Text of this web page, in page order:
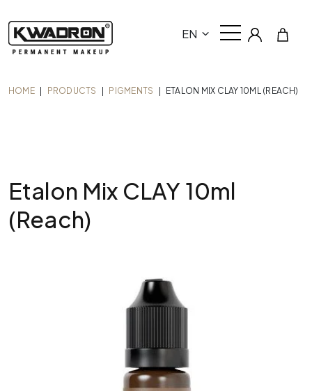
EN
HOME PRODUCTS PIGMENTS ETALON MIX CLAY 10ML (REACH)
Etalon Mix CLAY 10ml
(Reach)